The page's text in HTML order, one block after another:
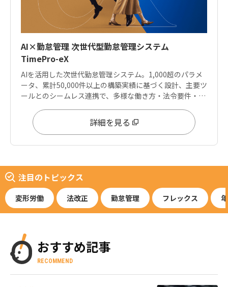
AI×勤怠管理 次世代型勤怠管理システム
TimePro-eX
AIを活用した次世代勤怠管理システム。1,000超のパラメ
ータ、累計50,000件以上の構築実績に基づく設計、主要ツ
ールとのシームレス連携で、多様な働き方・法令要件・デ
詳細を見る
注目のトピックス
変形労働 法改正 勤怠管理 フレックス
おすすめ記事
RECOMMEND